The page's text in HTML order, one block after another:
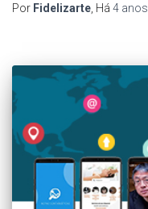
Por Fidelizarte , Há 4 anos